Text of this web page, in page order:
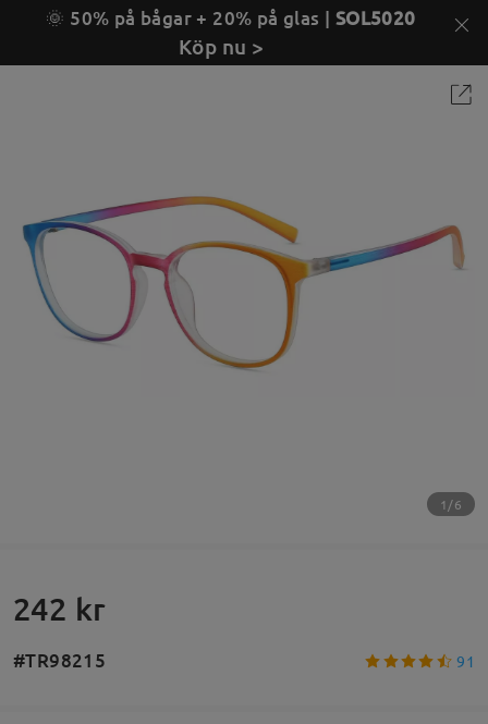
🌞 50% på bågar + 20% på glas | SOL5020
Köp nu >
1/6
242 kr
#TR98215 91